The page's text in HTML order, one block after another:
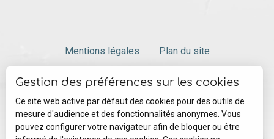
Tarifs
Contacter par
Mentions légales Plan du site
Gestion des préférences sur les cookies
Ce site web active par défaut des cookies pour des outils de
mesure d'audience et des fonctionnalités anonymes. Vous
pouvez configurer votre navigateur afin de bloquer ou être